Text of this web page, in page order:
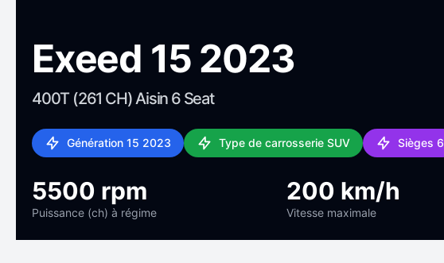
Exeed 15 2023
400T (261 CH) Aisin 6 Seat
Génération 15 2023 Type de carrosserie SUV Sièges 6
5500 rpm
Puissance (ch) à régime
200 km/h
Vitesse maximale